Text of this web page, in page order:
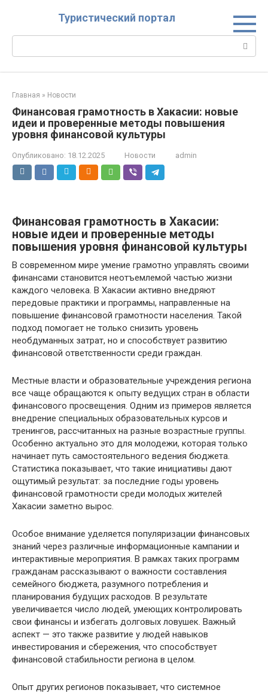
Туристический портал
Главная » Новости
Финансовая грамотность в Хакасии: новые
идеи и проверенные методы повышения
уровня финансовой культуры
Опубликовано: 18.12.2025 Новости admin
Финансовая грамотность в Хакасии:
новые идеи и проверенные методы
повышения уровня финансовой культуры
В современном мире умение грамотно управлять своими
финансами становится неотъемлемой частью жизни
каждого человека. В Хакасии активно внедряют
передовые практики и программы, направленные на
повышение финансовой грамотности населения. Такой
подход помогает не только снизить уровень
необдуманных затрат, но и способствует развитию
финансовой ответственности среди граждан.
Местные власти и образовательные учреждения региона
все чаще обращаются к опыту ведущих стран в области
финансового просвещения. Одним из примеров является
внедрение специальных образовательных курсов и
тренингов, рассчитанных на разные возрастные группы.
Особенно актуально это для молодежи, которая только
начинает путь самостоятельного ведения бюджета.
Статистика показывает, что такие инициативы дают
ощутимый результат: за последние годы уровень
финансовой грамотности среди молодых жителей
Хакасии заметно вырос.
Особое внимание уделяется популяризации финансовых
знаний через различные информационные кампании и
интерактивные мероприятия. В рамках таких программ
гражданам рассказывают о важности составления
семейного бюджета, разумного потребления и
планирования будущих расходов. В результате
увеличивается число людей, умеющих контролировать
свои финансы и избегать долговых ловушек. Важный
аспект — это также развитие у людей навыков
инвестирования и сбережения, что способствует
финансовой стабильности региона в целом.
Опыт других регионов показывает, что системное